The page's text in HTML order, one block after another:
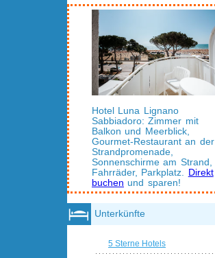
Hotel Luna Lignano
Sabbiadoro: Zimmer mit
Balkon und Meerblick,
Gourmet-Restaurant an der
Strandpromenade,
Sonnenschirme am Strand,
Fahrräder, Parkplatz. Direkt
buchen und sparen!
Unterkünfte
5 Sterne Hotels